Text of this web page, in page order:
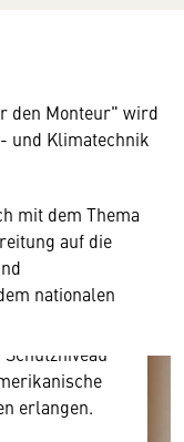
den Monteur" wird
und Klimatechnik
mit dem Thema
auf die
nationalen
externen
zu Geräten
EU-
erlangen.